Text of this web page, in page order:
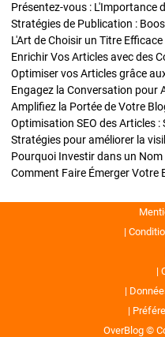
Présentez-vous : L'Importance
L'Art de Choisir un Titre
Optimiser vos Articles grâce
Engagez la Conversation pour
Amplifiez la Portée de Votre
OverBlog ©